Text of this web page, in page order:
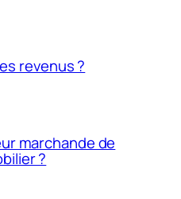
revenus ?
marchande de
?